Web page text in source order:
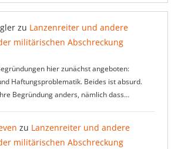
zu Lanzenreiter und andere
militärischen Abschreckung
hier zunächst angeboten:
Haftungsproblematik. Beides ist absurd.
Begründung anders, nämlich dass…
zu Lanzenreiter und andere
militärischen Abschreckung